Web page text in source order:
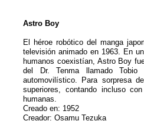
Astro Boy
El héroe robótico del manga
televisión animado en 1963. En
humanos coexistían, Astro Boy
del Dr. Tenma llamado
automovilístico. Para sorpresa
superiores, contando incluso
humanas.
Creado en: 1952
Creador: Osamu Tezuka